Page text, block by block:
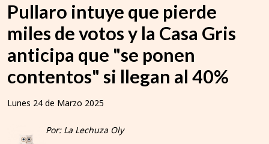
Pullaro intuye que pierde
miles de votos y la Casa Gris
anticipa que "se ponen
contentos" si llegan al 40%
Lunes 24 de Marzo 2025
Por: La Lechuza Oly